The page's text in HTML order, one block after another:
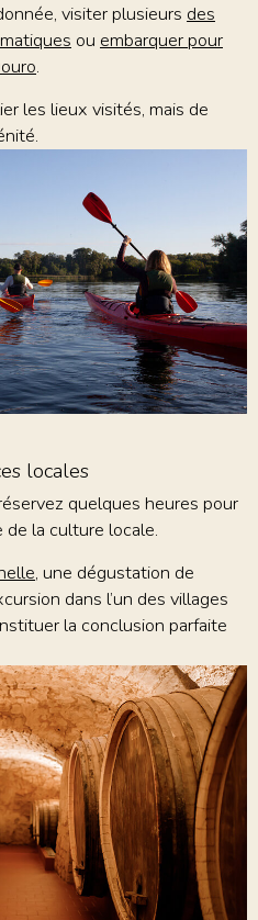
visiter plusieurs des
ou embarquer pour
.
les lieux visités, mais de
locales
quelques heures pour
la culture locale.
, une dégustation de
dans l’un des villages
la conclusion parfaite